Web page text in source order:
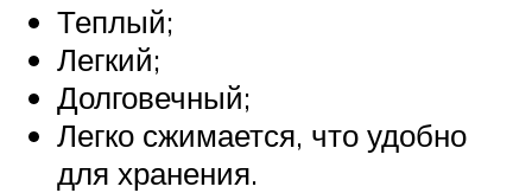
Теплый;
Легкий;
Долговечный;
Легко сжимается, что удобно
для хранения.